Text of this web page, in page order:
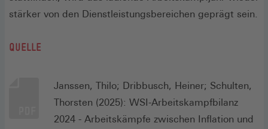
stärker von den Dienstleistungsbereichen geprägt sein.
QUELLE
Janssen, Thilo; Dribbusch, Heiner; Schulten,
Thorsten (2025): WSI-Arbeitskampfbilanz
2024 - Arbeitskämpfe zwischen Inflation und